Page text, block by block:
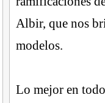
Albir, que nos
modelos.
Lo mejor en